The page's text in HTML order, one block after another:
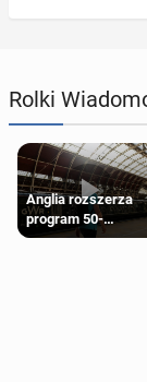
Rolki
Anglia rozszerza
program 50-
procentowych